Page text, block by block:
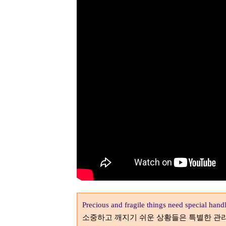
Precious and fragile things need special
소중하고 깨지기 쉬운 상황들은 특별한 관